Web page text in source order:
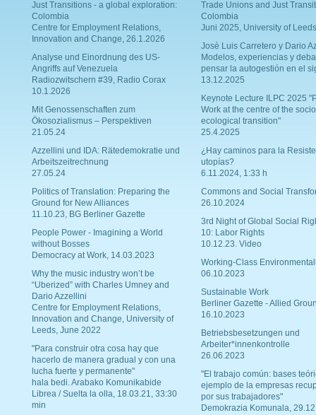
Just Transitions - a global exploration:
Colombia
Centre for Employment Relations,
Innovation and Change, 26.1.2026
Analyse und Einordnung des US-
Angriffs auf Venezuela
Radiozwitschern #39, Radio Corax
10.1.2026
Mit Genossenschaften zum
Ökosozialismus – Perspektiven
21.05.24
Azzellini und IDA: Rätedemokratie und
Arbeitszeitrechnung
27.05.24
Politics of Translation: Preparing the
Ground for New Alliances
11.10.23, BG Berliner Gazette
People Power - Imagining a World
without Bosses
Democracy at Work, 14.03.2023
Why the music industry won’t be
“Uberized” with Charles Umney and
Dario Azzellini
Centre for Employment Relations,
Innovation and Change, University of
Leeds, June 2022
"Para construir otra cosa hay que
hacerlo de manera gradual y con una
lucha fuerte y permanente"
hala bedi. Arabako Komunikabide
Librea / Suelta la olla, 18.03.21, 33:30
min
Trade Unions and Just
Colombia
Juni 2025, University of Leeds
Josè Luis Carretero y Dario
Modelos, experiencias y
pensar la autogestión en el
13.12.2025
Keynote Lecture ILPC 2025
Work at the centre of the
ecological transition"
25.4.2025
¿Hay caminos para la
utopías?
6.11.2024, 1:33 h
Commons and Social
26.10.2024
3rd Night of Global Social
10: Labor Rights
10.12.23. Video
Working-Class
06.10.2023
Sustainable Work
Berliner Gazette - Allied
16.10.2023
Betriebsbesetzungen und
Arbeiter*innenkontrolle
26.06.2023
"El trabajo común: bases
ejemplo de la empresas
por sus trabajadores"
Demokrazia Komunala,